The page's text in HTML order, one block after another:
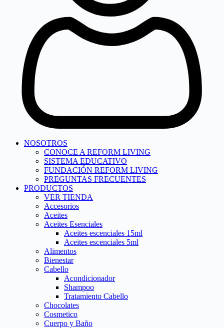
NOSOTROS
CONOCE A REFORM LIVING
SISTEMA EDUCATIVO
FUNDACIÓN REFORM LIVING
PREGUNTAS FRECUENTES
PRODUCTOS
VER TIENDA
Accesorios
Aceites
Aceites Esenciales
Aceites escenciales 15ml
Aceites escenciales 5ml
Alimentos
Bienestar
Cabello
Acondicionador
Shampoo
Tratamiento Cabello
Chocolates
Cosmetico
Cuerpo y Baño